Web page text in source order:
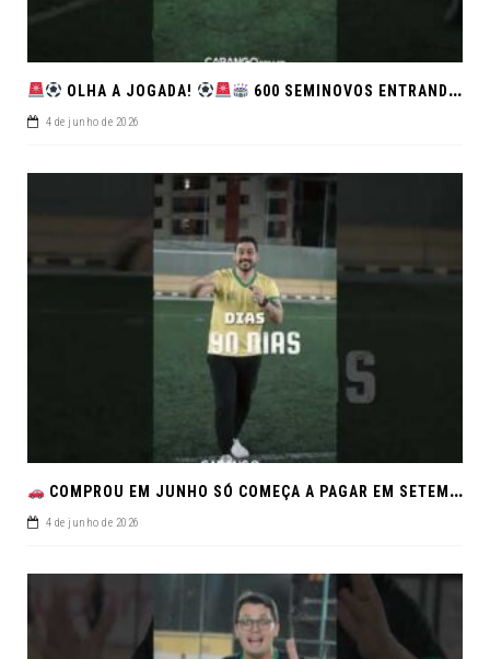
OLHA A JOGADA! 600 SEMINOVOS ENTRANDO EM CAMPO NO FEIRÃO DE VERDADE!
4 de junho de 2026
COMPROU EM JUNHO SÓ COMEÇA A PAGAR EM SETEMBRO!NO FEIRÃO DE VERDADE EM ARACJU
4 de junho de 2026